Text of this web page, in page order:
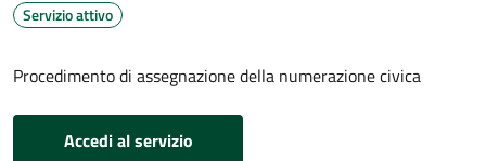
Servizio attivo
Procedimento di assegnazione della numerazione civica
Accedi al servizio